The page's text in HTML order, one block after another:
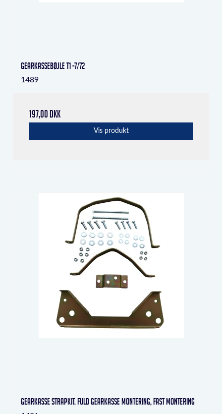
Gearkassebøjle T1 -7/72
1489
197,00 DKK
Vis produkt
Gearkasse strapkit. Fuld gearkasse montering, fast montering